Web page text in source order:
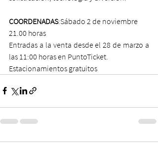
COORDENADAS:Sábado 2 de noviembre
21.00 horas
Entradas a la venta desde el 28 de marzo a
las 11:00 horas en PuntoTicket.
Estacionamientos gratuitos